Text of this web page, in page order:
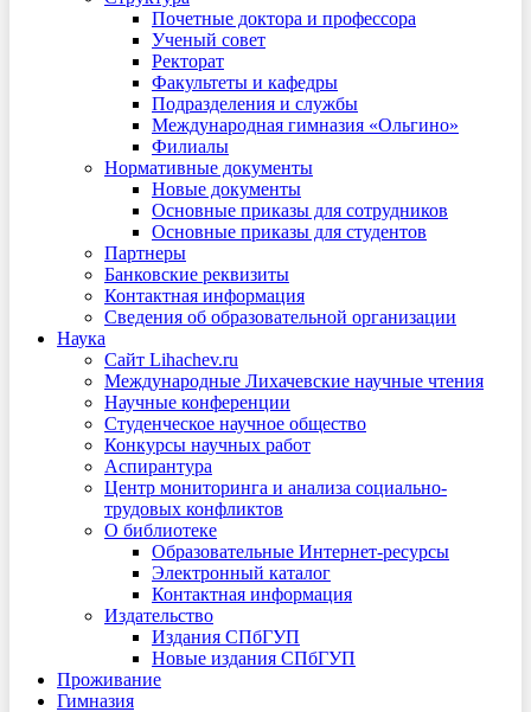
Почетные доктора и профессора
Ученый совет
Ректорат
Факультеты и кафедры
Подразделения и службы
Международная гимназия «Ольгино»
Филиалы
Нормативные документы
Новые документы
Основные приказы для сотрудников
Основные приказы для студентов
Партнеры
Банковские реквизиты
Контактная информация
Сведения об образовательной организации
Наука
Сайт Lihachev.ru
Международные Лихачевские научные чтения
Научные конференции
Студенческое научное общество
Конкурсы научных работ
Аспирантура
Центр мониторинга и анализа социально-
трудовых конфликтов
О библиотеке
Образовательные Интернет-ресурсы
Электронный каталог
Контактная информация
Издательство
Издания СПбГУП
Новые издания СПбГУП
Проживание
Гимназия